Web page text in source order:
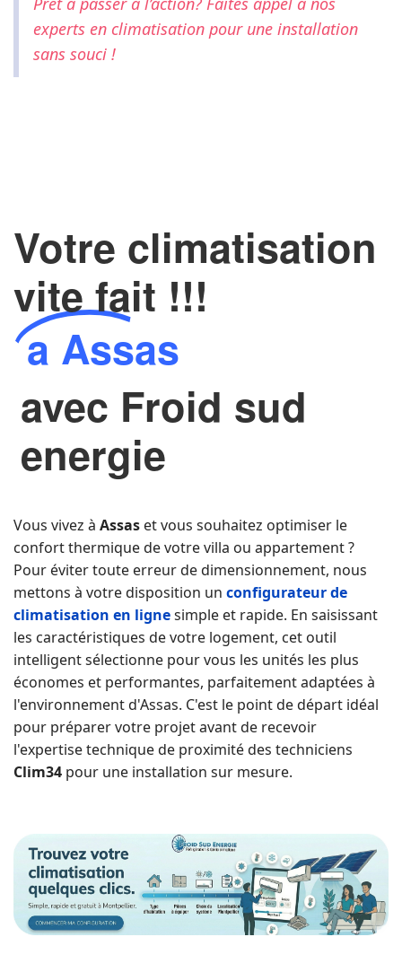
experts en climatisation pour une installation
sans souci !
Votre climatisation
vite fait !!!
a Assas
avec Froid sud
energie
Vous vivez à Assas et vous souhaitez optimiser le
confort thermique de votre villa ou appartement ?
Pour éviter toute erreur de dimensionnement, nous
mettons à votre disposition un configurateur de
climatisation en lignesimple et rapide. En saisissant
les caractéristiques de votre logement, cet outil
intelligent sélectionne pour vous les unités les plus
économes et performantes, parfaitement adaptées à
l'environnement d'Assas. C'est le point de départ idéal
pour préparer votre projet avant de recevoir
l'expertise technique de proximité des techniciens
Clim34 pour une installation sur mesure.